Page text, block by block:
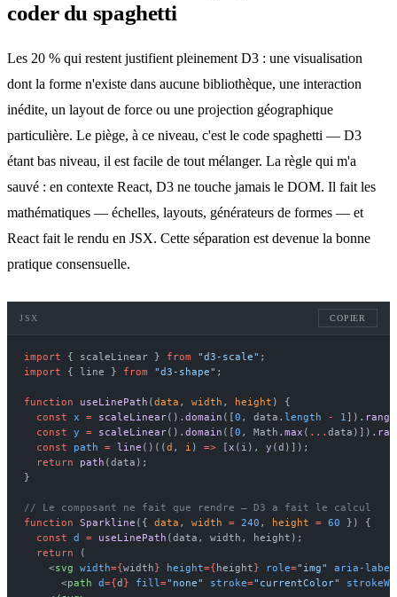
coder du spaghetti
Les 20 % qui restent justifient pleinement D3 : une visualisation
dont la forme n'existe dans aucune bibliothèque, une interaction
inédite, un layout de force ou une projection géographique
particulière. Le piège, à ce niveau, c'est le code spaghetti — D3
étant bas niveau, il est facile de tout mélanger. La règle qui m'a
sauvé : en contexte React, D3 ne touche jamais le DOM. Il fait les
mathématiques — échelles, layouts, générateurs de formes — et
React fait le rendu en JSX. Cette séparation est devenue la bonne
pratique consensuelle.
JSX COPIER
import { scaleLinear } from "d3-scale" ;
import { line } from "d3-shape" ;
function useLinePath (data , width , height ) {
  const
x = scaleLinear().domain ([0 , data. length - 1 ]). range
  const
y = scaleLinear().domain ([0 , Math.max ( ...data)]).
  const
path = line ()((d , i ) => [x (i), y (d)]);
  return
path (data);
}
// Le composant ne fait que rendre — D3 a fait le calcul
function Sparkline ({ data , width = 240 , height = 60 }) {
  const
d = useLinePath (data, width, height);
  return
(
    <
svg width={width } height={ height } role="img" aria-label
      <
path d={d } fill="none" stroke="currentColor"